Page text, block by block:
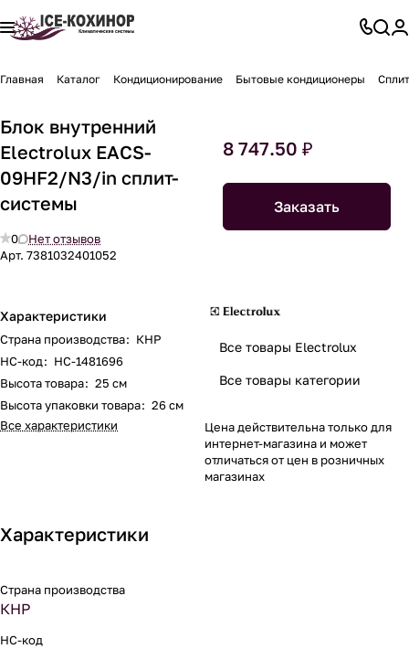
Главная Каталог Кондиционирование Бытовые кондиционеры
Блок внутренний
Electrolux EACS-
09HF2/N3/in сплит-
системы
0
Нет отзывов
Арт. 7381032401052
Характеристики
Страна производства: КНР
НС-код: НС-1481696
Высота товара: 25 см
Высота упаковки товара: 26 см
Все характеристики
8 747.50 ₽
Заказать
Все товары Electrolux
Все товары категории
Цена действительна только для
интернет-магазина и может
отличаться от цен в розничных
магазинах
Характеристики
Страна производства
КНР
НС-код